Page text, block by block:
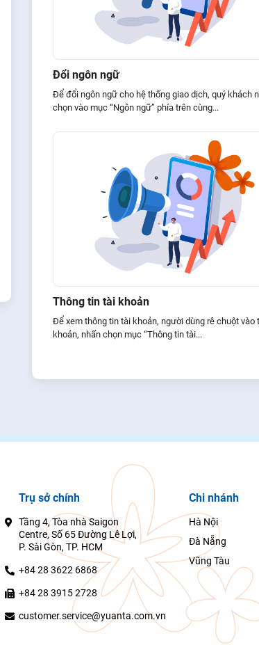
Đổi ngôn ngữ
Để đổi ngôn ngữ cho hệ thống giao dịch, quý khách
chọn vào mục “Ngôn ngữ” phía trên cùng...
Thông tin tài khoản
Để xem thông tin tài khoản, người dùng rê chuột vào
khoản, nhấn chọn mục “Thông tin tài...
Trụ sở chính
Tầng 4, Tòa nhà Saigon
Centre, Số 65 Đường Lê Lợi,
P. Sài Gòn, TP. HCM
+84 28 3622 6868
+84 28 3915 2728
customer.service@yuanta.com.vn
Chi nhánh
Hà Nội
Đà Nẵng
Vũng Tàu